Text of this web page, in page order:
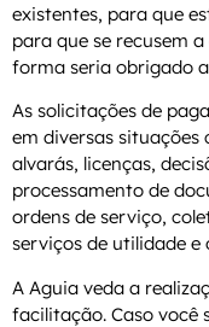
existentes, para que
para que se recusem
forma seria obrigado
As solicitações de
em diversas situações
alvarás, licenças,
processamento de
ordens de serviço,
serviços de utilidade e
A Aguia veda a
facilitação. Caso você